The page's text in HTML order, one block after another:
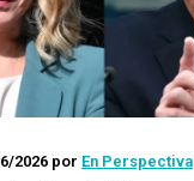
2026 por En Perspectiva